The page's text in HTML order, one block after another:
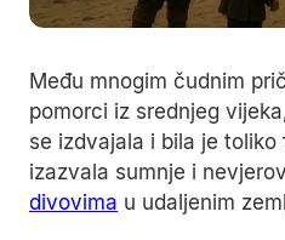
Među mnogim čudnim
pomorci iz srednjeg
se izdvajala i bila je
izazvala sumnje i
divovima u udaljenim